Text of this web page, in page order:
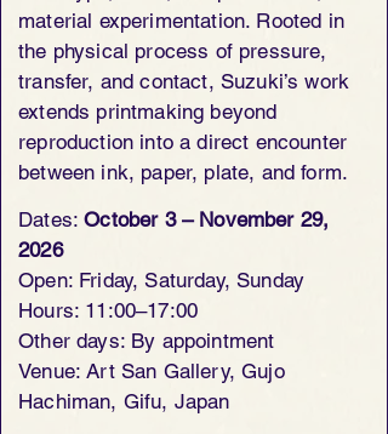
material experimentation. Rooted in
the physical process of pressure,
transfer, and contact, Suzuki’s work
extends printmaking beyond
reproduction into a direct encounter
between ink, paper, plate, and form.
Dates:October 3 – November 29,
2026
Open: Friday, Saturday, Sunday
Hours: 11:00–17:00
Other days: By appointment
Venue: Art San Gallery, Gujo
Hachiman, Gifu, Japan